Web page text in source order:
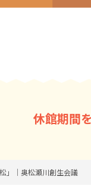
休館期間
」｜奥松瀬川創生会議